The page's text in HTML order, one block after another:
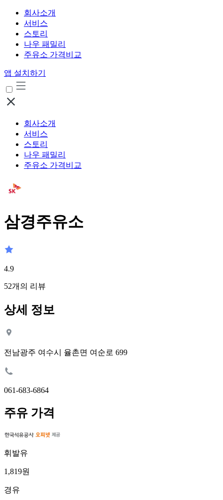
회사소개
서비스
스토리
나우 패밀리
주유소 가격비교
앱 설치하기
회사소개
서비스
스토리
나우 패밀리
주유소 가격비교
삼경주유소
4.9
52개의 리뷰
상세 정보
전남광주 여수시 율촌면 여순로 699
061-683-6864
주유 가격
휘발유
1,819원
경유